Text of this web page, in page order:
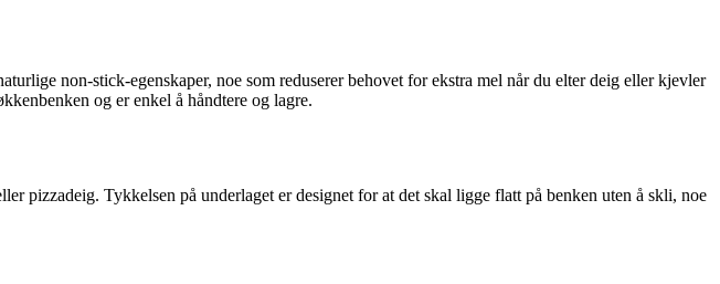
non-stick-egenskaper, noe som reduserer behovet for ekstra mel når du elter deig eller kjevler
og er enkel å håndtere og lagre.
pizzadeig. Tykkelsen på underlaget er designet for at det skal ligge flatt på benken uten å skli, noe